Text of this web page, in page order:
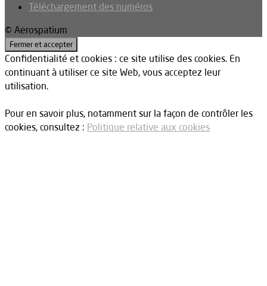
Téléchargement des numéros
© Aerospatium
Confidentialité et cookies : ce site utilise des cookies. En
continuant à utiliser ce site Web, vous acceptez leur
utilisation.
Pour en savoir plus, notamment sur la façon de contrôler les
cookies, consultez : Politique relative aux cookies